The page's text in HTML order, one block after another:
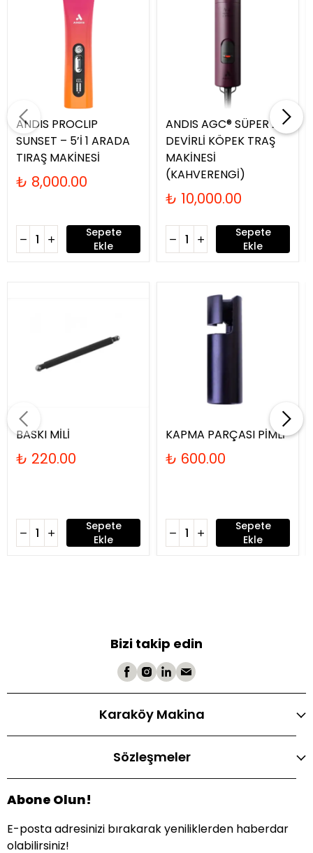
ANDIS PROCLIP
SUNSET – 5’İ 1 ARADA
TIRAŞ MAKİNESİ
₺ 8,000.00
Sepete
Ekle
ANDIS AGC® SÜPER 2-
DEVİRLİ KÖPEK TRAŞ
MAKİNESİ
(KAHVERENGİ)
₺ 10,000.00
Sepete
Ekle
BASKI MİLİ
₺ 220.00
Sepete
Ekle
KAPMA PARÇASI PİMLİ
₺ 600.00
Sepete
Ekle
Bizi takip edin
Karaköy Makina
Sözleşmeler
Abone Olun!
E-posta adresinizi bırakarak yeniliklerden haberdar
olabilirsiniz!